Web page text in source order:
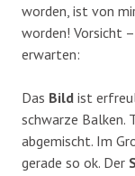
worden, ist von
worden! Vorsicht
erwarten:
Das Bild ist
schwarze Balken.
abgemischt. Im
gerade so ok. Der